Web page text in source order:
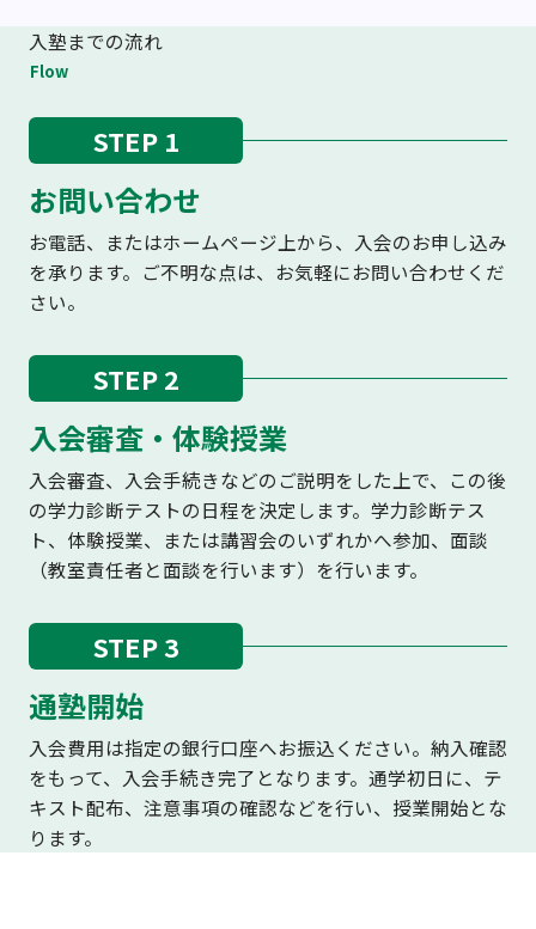
入塾までの流れ
Flow
STEP 1
お問い合わせ
お電話、またはホームページ上から、入会のお申し込み
を承ります。ご不明な点は、お気軽にお問い合わせくだ
さい。
STEP 2
入会審査・体験授業
入会審査、入会手続きなどのご説明をした上で、この後
の学力診断テストの日程を決定します。学力診断テス
ト、体験授業、または講習会のいずれかへ参加、面談
（教室責任者と面談を行います）を行います。
STEP 3
通塾開始
入会費用は指定の銀行口座へお振込ください。納入確認
をもって、入会手続き完了となります。通学初日に、テ
キスト配布、注意事項の確認などを行い、授業開始とな
ります。